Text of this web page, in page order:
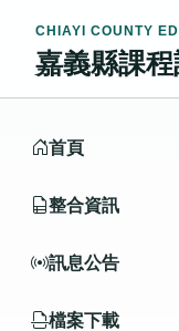
CHIAYI COUNTY
嘉義縣課
首頁
整合資訊
訊息公告
檔案下載